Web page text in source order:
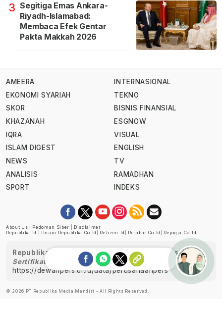
3 Segitiga Emas Ankara-
Riyadh-Islamabad:
Membaca Efek Gentar
Pakta Makkah 2026
AMEERA
EKONOMI SYARIAH
SKOR
KHAZANAH
IQRA
ISLAM DIGEST
NEWS
ANALISIS
SPORT
INTERNASIONAL
TEKNO
BISNIS FINANSIAL
ESGNOW
VISUAL
ENGLISH
TV
RAMADHAN
INDEKS
About Us Pedoman Siber
Disclaimer
Republika.id
Ihram.republika.co.id Retizen.id Rejabar.co.id Rejogja.co.id
Republika telah diverifikasi oleh Dewan Pers
Sertifikat Nomor 1058/DP-Verifikasi/K/XII/2022
https://dewanpers.or.id/data/perusahaanpers
© 2026 PT Republika Media Mandiri - All Rights Reserved.
Ask me!